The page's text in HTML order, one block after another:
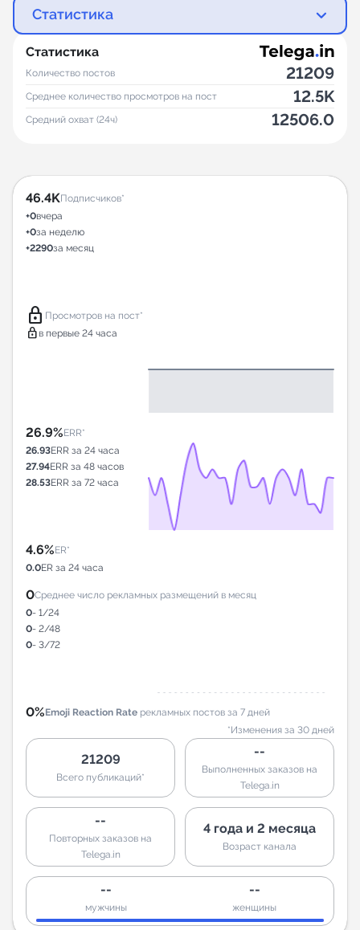
Статистика
Статистика
Количество постов 21209
Среднее количество просмотров на пост 12.5K
Средний охват (24ч) 12506.0
46.4KПодписчиков*
+0вчера
+0за неделю
+2290за месяц
lock Просмотров на пост*
lock в первые 24 часа
26.9%ERR*
26.93ERR за 24 часа
27.94ERR за 48 часов
28.53ERR за 72 часа
4.6%ER*
0.0ER за 24 часа
0Среднее число рекламных размещений в месяц
0- 1/24
0- 2/48
0- 3/72
0%Emoji Reaction Rate рекламных постов за 7 дней
*Изменения за 30 дней
21209
Всего публикаций*
--
Выполненных заказов на
Telega.in
--
Повторных заказов на
Telega.in
4 года и 2 месяца
Возраст канала
--
мужчины
--
женщины